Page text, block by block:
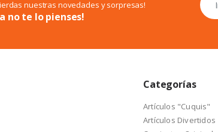
nuestras novedades y sorpresas!
no te lo pienses!
Categorías
Artículos "Cuquis"
Artículos Divertidos